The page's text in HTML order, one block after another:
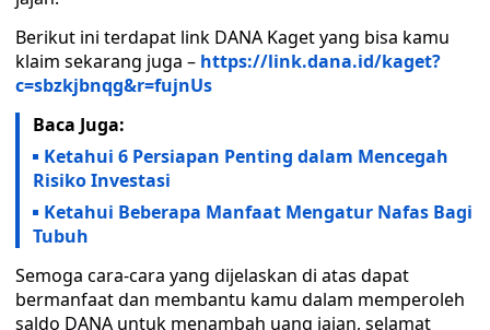
Berikut ini terdapat link DANA Kaget yang bisa kamu
klaim sekarang juga – https://link.dana.id/kaget?
c=sbzkjbnqg&r=fujnUs
Baca Juga:
Ketahui 6 Persiapan Penting dalam Mencegah
Risiko Investasi
Ketahui Beberapa Manfaat Mengatur Nafas Bagi
Tubuh
Semoga cara-cara yang dijelaskan di atas dapat
bermanfaat dan membantu kamu dalam memperoleh
saldo DANA untuk menambah uang jajan, selamat